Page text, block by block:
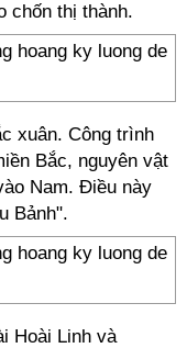
chốn thị thành.
xuân. Công trình
Bắc, nguyên vật
Nam. Điều này
Bảnh".
Hoài Linh và